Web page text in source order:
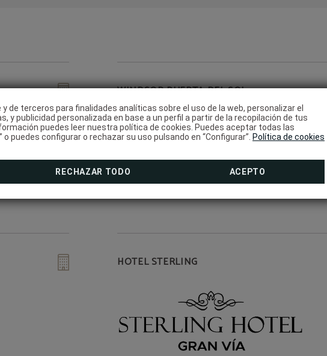
de terceros para finalidades analíticas sobre el uso de la web, personalizar el
y publicidad personalizada en base a un perfil a partir de la recopilación de tus
puedes leer nuestra política de cookies. Puedes aceptar todas las
puedes configurar o rechazar su uso pulsando en “Configurar”. Política de cookies
RECHAZAR TODO ACEPTO
WINDSOR PUERTA DEL SOL
HOTEL STERLING
¡Suscríbete a nuestra
newsletter!
¡EBOOK EXCLUSIVO PARA TI!